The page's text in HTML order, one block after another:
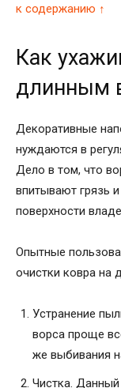
к содержанию ↑
Как
длинным
Декоративные
нуждаются в
Дело в том, что
впитывают грязь
поверхности
Опытные
очистки ковра на
Устранение
ворса проще
же выбивания
Чистка. Данный